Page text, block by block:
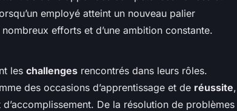
employé atteint un nouveau palier
efforts et d’une ambition constante.
les challenges rencontrés dans leurs rôles.
des occasions d’apprentissage et de réussite,
De la résolution de problèmes